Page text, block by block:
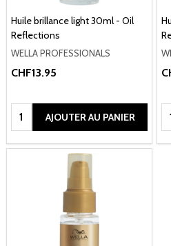
Huile brillance light 30ml - Oil
Reflections
WELLA PROFESSIONALS
CHF13.95
Quantité:AJOUTER AU PANIER